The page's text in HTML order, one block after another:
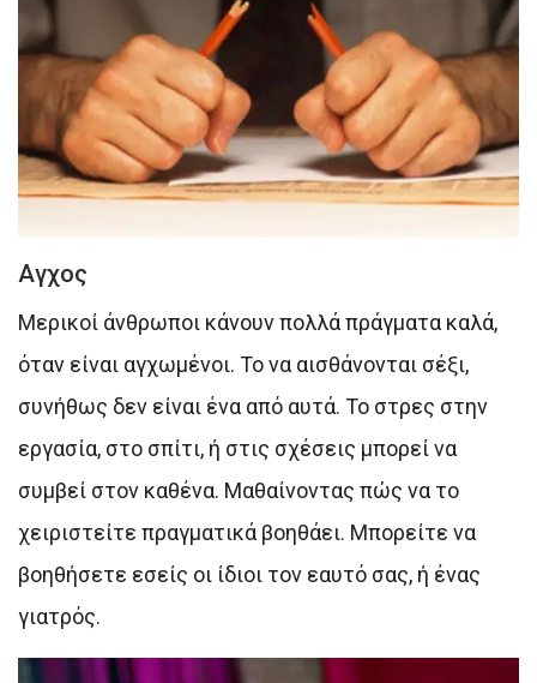
Αγχος
Μερικοί άνθρωποι κάνουν πολλά πράγματα καλά,
όταν είναι αγχωμένοι. Το να αισθάνονται σέξι,
συνήθως δεν είναι ένα από αυτά. Το στρες στην
εργασία, στο σπίτι, ή στις σχέσεις μπορεί να
συμβεί στον καθένα. Μαθαίνοντας πώς να το
χειριστείτε πραγματικά βοηθάει. Μπορείτε να
βοηθήσετε εσείς οι ίδιοι τον εαυτό σας, ή ένας
γιατρός.